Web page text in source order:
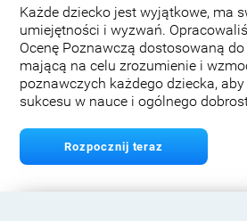
Każde dziecko jest wyjątkowe, ma
umiejętności i wyzwań.
Ocenę Poznawczą dostosowaną
mającą na celu zrozumienie i
poznawczych każdego dziecka,
sukcesu w nauce i ogólnego
Rozpocznij teraz